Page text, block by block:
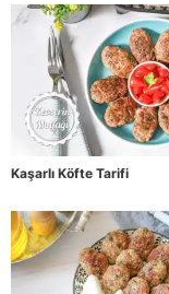
Kaşarlı Köfte Tarifi